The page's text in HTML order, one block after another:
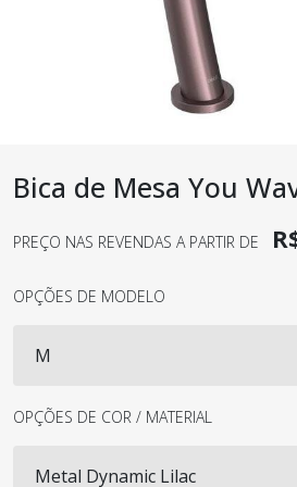
Bica de Mesa You
PREÇO NAS REVENDAS A PARTIR DE
OPÇÕES DE MODELO
OPÇÕES DE COR / MATERIAL